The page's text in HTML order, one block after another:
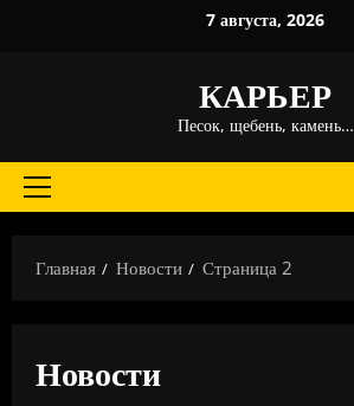
7 августа, 2026
КАРЬЕР
Песок, щебень, камень…
Основное
Главная
Новости Страница 2
Новости